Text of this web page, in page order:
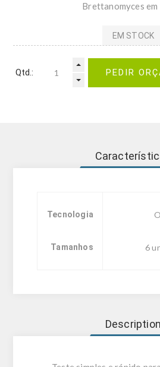
Brettanomyces em
EM STOCK
Qtd.: PEDIR
Tecnologia
Tamanhos 6
Description